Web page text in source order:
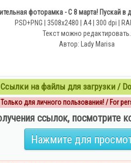
фоторамка - С 8 марта! Пускай в
PSD+PNG | 3508х2480 | A4 | 300 dpi |
Текст можно редактировать.
Автор: Lady Marisa
Ссылки на файлы для загрузки /
Только для личного пользования! / For
ссылок, посмотрите
Нажмите для